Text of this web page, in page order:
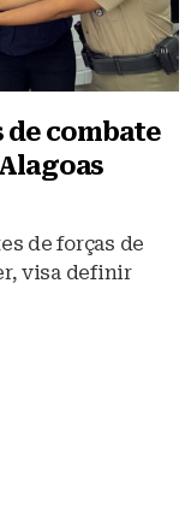
de combate
de forças de
visa definir